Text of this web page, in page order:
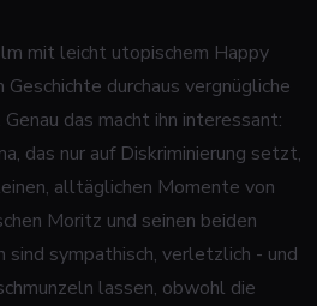
mit leicht utopischem Happy
durchaus vergnügliche
das macht ihn interessant:
das nur auf Diskriminierung setzt,
alltäglichen Momente von
Moritz und seinen beiden
sind sympathisch, verletzlich - und
lassen, obwohl die